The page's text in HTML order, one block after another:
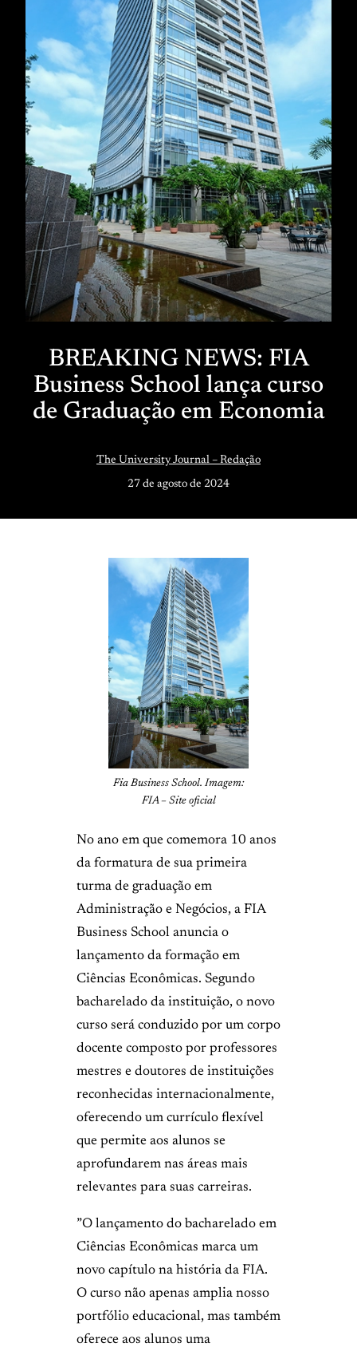
BREAKING NEWS: FIA
Business School lança curso
de Graduação em Economia
The University Journal – Redação
27 de agosto de 2024
Fia Business School. Imagem:
FIA – Site oficial
No ano em que comemora 10 anos
da formatura de sua primeira
turma de graduação em
Administração e Negócios, a FIA
Business School anuncia o
lançamento da formação em
Ciências Econômicas. Segundo
bacharelado da instituição, o novo
curso será conduzido por um corpo
docente composto por professores
mestres e doutores de instituições
reconhecidas internacionalmente,
oferecendo um currículo flexível
que permite aos alunos se
aprofundarem nas áreas mais
relevantes para suas carreiras.
”O lançamento do bacharelado em
Ciências Econômicas marca um
novo capítulo na história da FIA.
O curso não apenas amplia nosso
portfólio educacional, mas também
oferece aos alunos uma